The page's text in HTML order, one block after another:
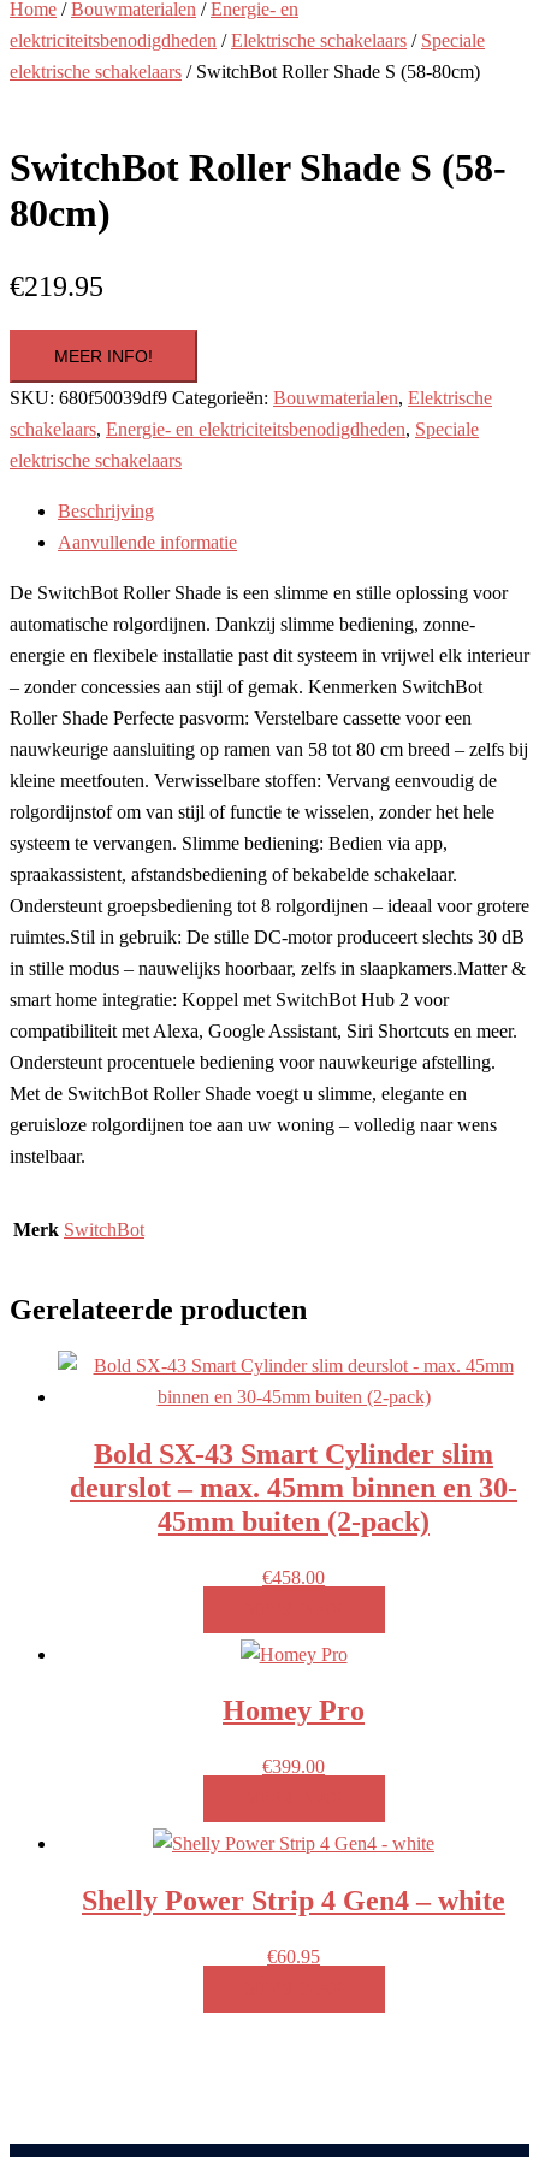
Home /Bouwmaterialen /Energie- en
elektriciteitsbenodigdheden /Elektrische schakelaars / Speciale
elektrische schakelaars / SwitchBot Roller Shade S (58-80cm)
SwitchBot Roller Shade S (58-
80cm)
€219.95
MEER INFO!
SKU: 680f50039df9 Categorieën: Bouwmaterialen, Elektrische
schakelaars, Energie- en elektriciteitsbenodigdheden, Speciale
elektrische schakelaars
Beschrijving
Aanvullende informatie
De SwitchBot Roller Shade is een slimme en stille oplossing voor
automatische rolgordijnen. Dankzij slimme bediening, zonne-
energie en flexibele installatie past dit systeem in vrijwel elk interieur
– zonder concessies aan stijl of gemak. Kenmerken SwitchBot
Roller Shade Perfecte pasvorm: Verstelbare cassette voor een
nauwkeurige aansluiting op ramen van 58 tot 80 cm breed – zelfs bij
kleine meetfouten. Verwisselbare stoffen: Vervang eenvoudig de
rolgordijnstof om van stijl of functie te wisselen, zonder het hele
systeem te vervangen. Slimme bediening: Bedien via app,
spraakassistent, afstandsbediening of bekabelde schakelaar.
Ondersteunt groepsbediening tot 8 rolgordijnen – ideaal voor grotere
ruimtes.Stil in gebruik: De stille DC-motor produceert slechts 30 dB
in stille modus – nauwelijks hoorbaar, zelfs in slaapkamers.Matter &
smart home integratie: Koppel met SwitchBot Hub 2 voor
compatibiliteit met Alexa, Google Assistant, Siri Shortcuts en meer.
Ondersteunt procentuele bediening voor nauwkeurige afstelling.
Met de SwitchBot Roller Shade voegt u slimme, elegante en
geruisloze rolgordijnen toe aan uw woning – volledig naar wens
instelbaar.
Merk SwitchBot
Gerelateerde producten
Bold SX-43 Smart Cylinder slim
deurslot – max. 45mm binnen en 30-
45mm buiten (2-pack)
€458.00
Homey Pro
€399.00
Shelly Power Strip 4 Gen4 – white
€60.95